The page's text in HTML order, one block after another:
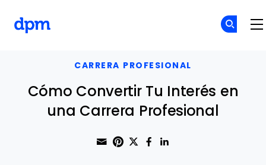
CARRERA PROFESIONAL
Cómo Convertir Tu Interés en
una Carrera Profesional
Share through Email
Print this page
Share on Pinterest
Share on Twitter
Share on